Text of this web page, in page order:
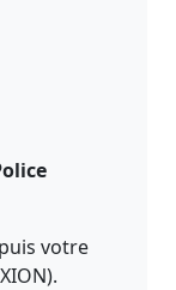
votre